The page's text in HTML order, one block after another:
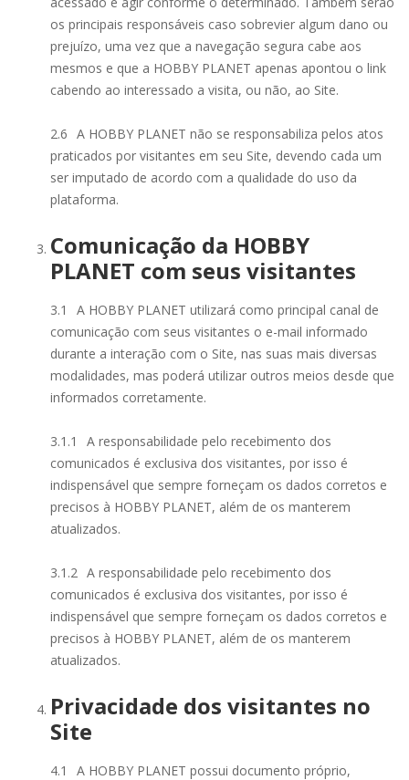
os principais responsáveis caso sobrevier algum dano ou
prejuízo, uma vez que a navegação segura cabe aos
mesmos e que a HOBBY PLANET apenas apontou o link
cabendo ao interessado a visita, ou não, ao Site.
2.6 A HOBBY PLANET não se responsabiliza pelos atos
praticados por visitantes em seu Site, devendo cada um
ser imputado de acordo com a qualidade do uso da
plataforma.
Comunicação da HOBBY
PLANET com seus visitantes
3.1
A HOBBY PLANET utilizará como principal canal de
comunicação com seus visitantes o e-mail informado
durante a interação com o Site, nas suas mais diversas
modalidades, mas poderá utilizar outros meios desde que
informados corretamente.
3.1.1
A responsabilidade pelo recebimento dos
comunicados é exclusiva dos visitantes, por isso é
indispensável que sempre forneçam os dados corretos e
precisos à HOBBY PLANET, além de os manterem
atualizados.
3.1.2 A responsabilidade pelo recebimento dos
comunicados é exclusiva dos visitantes, por isso é
indispensável que sempre forneçam os dados corretos e
precisos à HOBBY PLANET, além de os manterem
atualizados.
Privacidade dos visitantes no
Site
4.1
A HOBBY PLANET possui documento próprio,